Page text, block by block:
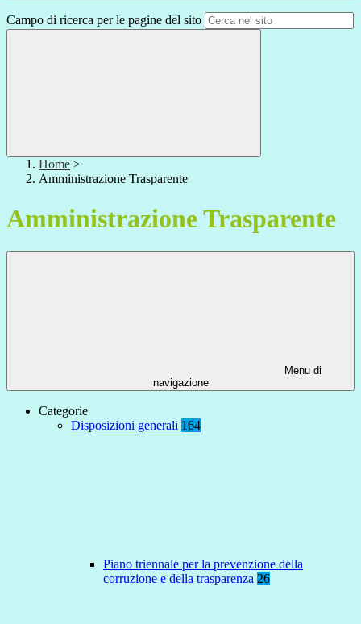
Campo di ricerca per le pagine del sito
Home >
Amministrazione Trasparente
Amministrazione Trasparente
Menu di
navigazione
Categorie
Disposizioni generali 164
Piano triennale per la prevenzione della
corruzione e della trasparenza 26